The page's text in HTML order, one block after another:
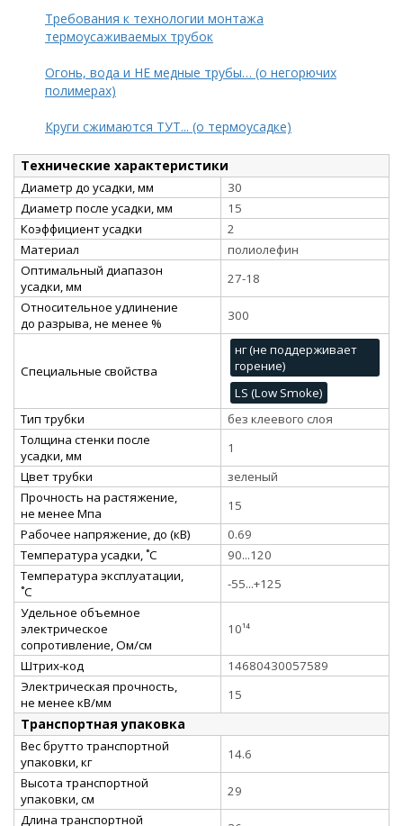
Требования к технологии монтажа
термоусаживаемых трубок
Огонь, вода и НЕ медные трубы… (о негорючих
полимерах)
Круги сжимаются ТУТ... (о термоусадке)
Технические характеристики
Диаметр до усадки, мм
30
Диаметр после усадки, мм
15
Коэффициент усадки
2
Материал
полиолефин
Оптимальный диапазон
усадки, мм
27-18
Относительное удлинение
до разрыва, не менее %
300
Специальные свойства
нг (не поддерживает
горение)
LS (Low Smoke)
Тип трубки
без клеевого слоя
Толщина стенки после
усадки, мм
1
Цвет трубки
зеленый
Прочность на растяжение,
не менее Мпа
15
Рабочее напряжение, до (кВ)
0.69
Температура усадки, ˚С
90...120
Температура эксплуатации,
˚С
-55...+125
Удельное объемное
электрическое
сопротивление, Ом/см
10¹⁴
Штрих-код
14680430057589
Электрическая прочность,
не менее кВ/мм
15
Транспортная упаковка
Вес брутто транспортной
упаковки, кг
14.6
Высота транспортной
упаковки, см
29
Длина транспортной